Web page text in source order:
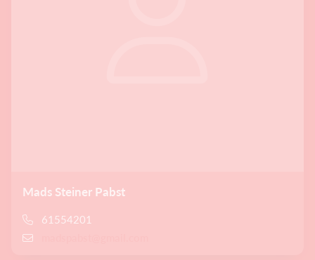
Mads Steiner Pabst
61554201